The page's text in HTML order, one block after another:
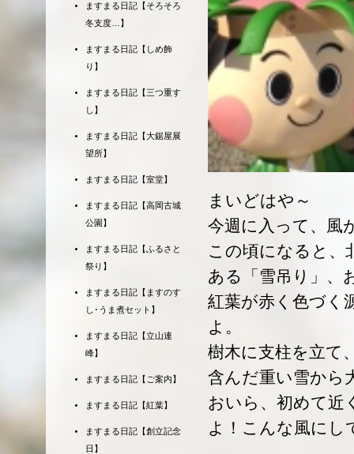
まいどはや～
今週に入って、風
この頃になると、
ある「雪吊り」、
紅葉が赤く色づく
よ。
樹木に支柱を立て
含んだ重い雪から
おいら、初めて近
よ！こんな風にし
ますまる日記【そろそろ
冬支度…】
ますまる日記【しめ飾
り】
ますまる日記【三つ重す
し】
ますまる日記【大鋸屋展
望所】
ますまる日記【室堂】
ますまる日記【高岡古城
公園】
ますまる日記【ふるさと
祭り】
ますまる日記【ますのす
し･うま煮セット】
ますまる日記【立山連
峰】
ますまる日記【ご案内】
ますまる日記【紅葉】
ますまる日記【創立記念
日】